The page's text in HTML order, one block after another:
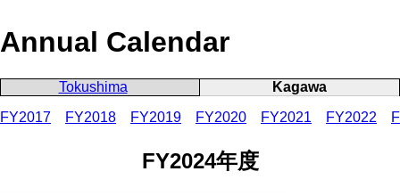
Annual Calendar
Tokushima
Kagawa
FY2017
FY2018 FY2019 FY2020 FY2021 FY2022
FY2024年度